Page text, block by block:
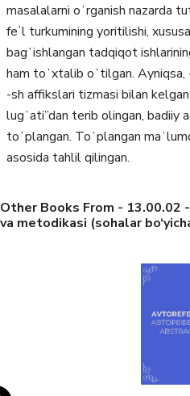
masalalarni oʻrganish nazarda
feʼl turkumining yoritilishi,
bagʻishlangan tadqiqot
ham toʻxtalib oʻtilgan.
-sh affikslari tizmasi bilan
lugʻati”dan terib olingan, badiiy
toʻplangan. Toʻplangan
asosida tahlil qilingan.
Other Books From - 13.00.02
va metodikasi (sohalar